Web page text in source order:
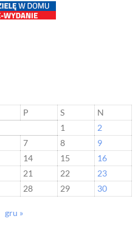
P S
N
1
2
7 8
9
14 15
16
21 22
23
28 29 30
gru »